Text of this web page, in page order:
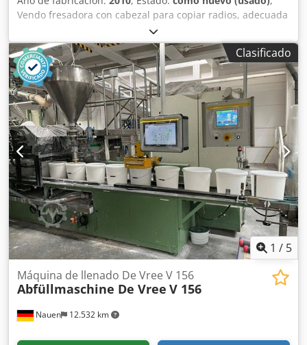
Vendo fresadora con cabezal para copiar radios, adecuada
para el procesamiento de cantos en centros de
mecanizado CNC con sistemas de encolado de cantos de
las marcas HOMAG, WEEKE, BIESSE, SCM, MORBIDELLI,
HOLZ-HER, IMA, FELDER, MASTERWOOD, BUSELLATO, etc.
Dcsdpshw Db Isfx Adhjk n 12.000 rpm. Radio R2 mm.
Portaherramientas HSK63. Disponible de inmediato.
Clasificado
1 / 5
Nauen 12.532 km
Máquina de llenado De Vree V 156
Abfüllmaschine De Vree V 156